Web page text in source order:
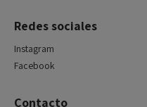
Redes sociales
Instagram
Facebook
Contacto